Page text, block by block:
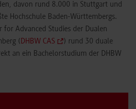
davon rund 8.000 in Stuttgart und
Hochschule Baden-Württembergs.
for Advanced Studies der Dualen
(DHBW CAS
) rund 30 duale
an ein Bachelorstudium der DHBW